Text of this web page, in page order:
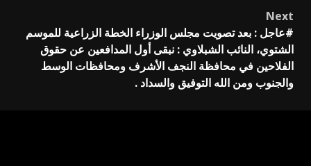
Next
#عاجل : بعد تصويت مجلس الوزراء الخطة الزراعية للموسم
الشتوي، النائب الشبلاوي : نبقى أول المدافعين عن حقوق
الفلاحين في محافظة النجف الأشرف ومحافظات الوسط
والجنوب ومن الله التوفيق والسداد .